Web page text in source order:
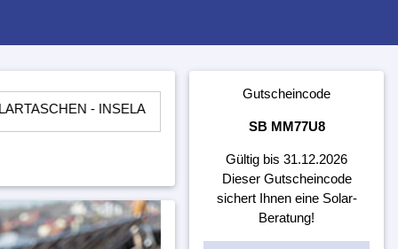
- INSELANLAGEN - LADEREGLER - BATTERIEN -
Gutscheincode
SB MM77U8
Gültig bis 31.12.2026
Dieser Gutscheincode
sichert Ihnen eine Solar-
Beratung!